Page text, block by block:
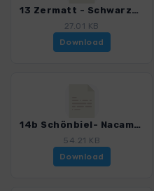
13 Zermatt - Schwarzsee - Schönbielhütte.gpx
27.01 KB
Download
14b Schönbiel- Nacamulihütte.gpx
54.21 KB
Download